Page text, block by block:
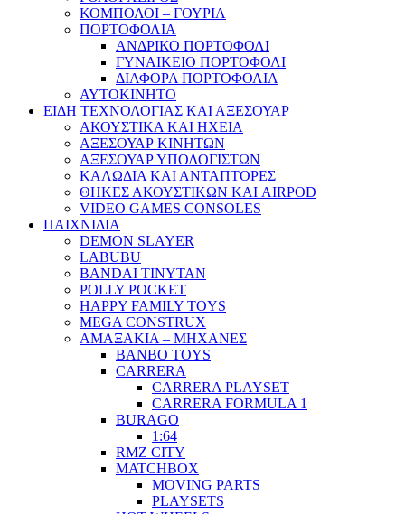
ΚΟΜΠΟΛΟΙ – ΓΟΥΡΙΑ
ΠΟΡΤΟΦΟΛΙΑ
ΑΝΔΡΙΚΟ ΠΟΡΤΟΦΟΛΙ
ΓΥΝΑΙΚΕΙΟ ΠΟΡΤΟΦΟΛΙ
ΔΙΑΦΟΡΑ ΠΟΡΤΟΦΟΛΙΑ
ΑΥΤΟΚΙΝΗΤΟ
ΕΙΔΗ ΤΕΧΝΟΛΟΓΙΑΣ ΚΑΙ ΑΞΕΣΟΥΑΡ
ΑΚΟΥΣΤΙΚΑ ΚΑΙ ΗΧΕΙΑ
ΑΞΕΣΟΥΑΡ ΚΙΝΗΤΩΝ
ΑΞΕΣΟΥΑΡ ΥΠΟΛΟΓΙΣΤΩΝ
ΚΑΛΩΔΙΑ ΚΑΙ ΑΝΤΑΠΤΟΡΕΣ
ΘΗΚΕΣ ΑΚΟΥΣΤΙΚΩΝ ΚΑΙ AIRPOD
VIDEO GAMES CONSOLES
ΠΑΙΧΝΙΔΙΑ
DEMON SLAYER
LABUBU
BANDAI TINYTAN
POLLY POCKET
HAPPY FAMILY TOYS
MEGA CONSTRUX
ΑΜΑΞΑΚΙΑ – ΜΗΧΑΝΕΣ
BANBO TOYS
CARRERA
CARRERA PLAYSET
CARRERA FORMULA 1
BURAGO
1:64
RMZ CITY
MATCHBOX
MOVING PARTS
PLAYSETS